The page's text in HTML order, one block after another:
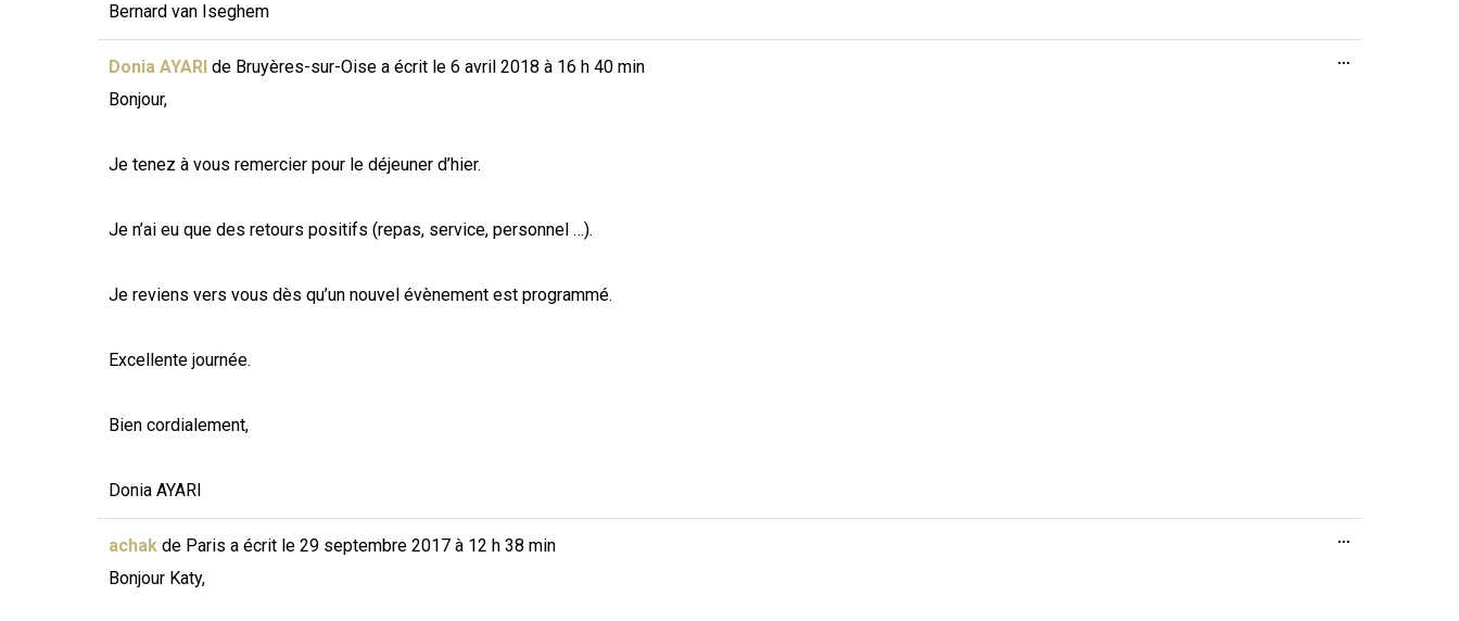
Bernard van Iseghem
Donia AYARI de Bruyères-sur-Oise a écrit le 6 avril 2018 à 16 h 40 min
Bonjour,
Je tenez à vous remercier pour le déjeuner d’hier.
Je n’ai eu que des retours positifs (repas, service, personnel …).
Je reviens vers vous dès qu’un nouvel évènement est programmé.
Excellente journée.
Bien cordialement,
Donia AYARI
...Ouvrir/Fermer
achak de Paris a écrit le 29 septembre 2017 à 12 h 38 min
Bonjour Katy,
...Ouvrir/Fermer